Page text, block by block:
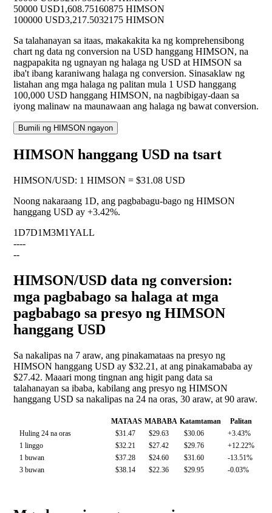
50000 USD1,608.75160875 HIMSON
100000 USD3,217.5032175 HIMSON
Sa talahanayan sa itaas, makakakita ka ng komprehensibong
chart ng data ng conversion na USD hanggang HIMSON, na
nagpapakita ng ugnayan ng halaga ng USD at HIMSON sa
iba't ibang karaniwang halaga ng conversion. Sinasaklaw ng
listahan ang mga halaga ng palitan mula 1 USD hanggang
100,000 USD hanggang HIMSON, na nagbibigay-daan sa
iyong malinaw na maunawaan ang halaga ng bawat conversion.
Bumili ng HIMSON ngayon
HIMSON hanggang USD na tsart
HIMSON/USD: 1 HIMSON = $31.08 USD
Noong nakaraang 1D, ang pagbabagu-bago ng HIMSON
hanggang USD ay +3.42%.
1D7D1M3M1YALL
----
--
HIMSON/USD data ng conversion:
mga pagbabago sa halaga at mga
pagbabago sa presyo ng HIMSON
hanggang USD
Sa nakalipas na 7 araw, ang pinakamataas na presyo ng
HIMSON hanggang USD ay $32.21, at ang pinakamababa ay
$27.42. Maaari mong tingnan ang higit pang data sa
talahanayan sa ibaba, kabilang ang presyo ng HIMSON
hanggang USD sa nakalipas na 24 na oras, 30 araw, at 90 araw.
MATAAS MABABA Katamtaman
Palitan
Huling 24 na oras
$31.47 $29.63 $30.06
+3.43%
1 linggo
$32.21 $27.42 $29.76
+12.22%
1 buwan
$37.28 $24.60 $31.60
-13.51%
3 buwan
$38.14 $22.36 $29.95 -0.03%